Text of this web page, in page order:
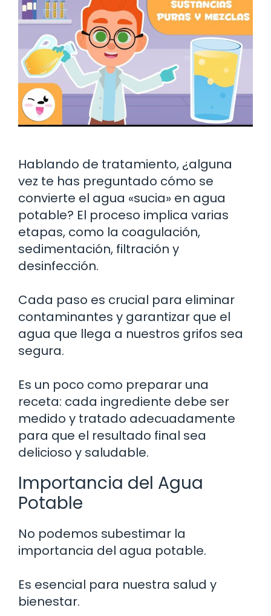
Hablando de tratamiento, ¿alguna
vez te has preguntado cómo se
convierte el agua «sucia» en agua
potable? El proceso implica varias
etapas, como la coagulación,
sedimentación, filtración y
desinfección.
Cada paso es crucial para eliminar
contaminantes y garantizar que el
agua que llega a nuestros grifos sea
segura.
Es un poco como preparar una
receta: cada ingrediente debe ser
medido y tratado adecuadamente
para que el resultado final sea
delicioso y saludable.
Importancia del Agua
Potable
No podemos subestimar la
importancia del agua potable.
Es esencial para nuestra salud y
bienestar.